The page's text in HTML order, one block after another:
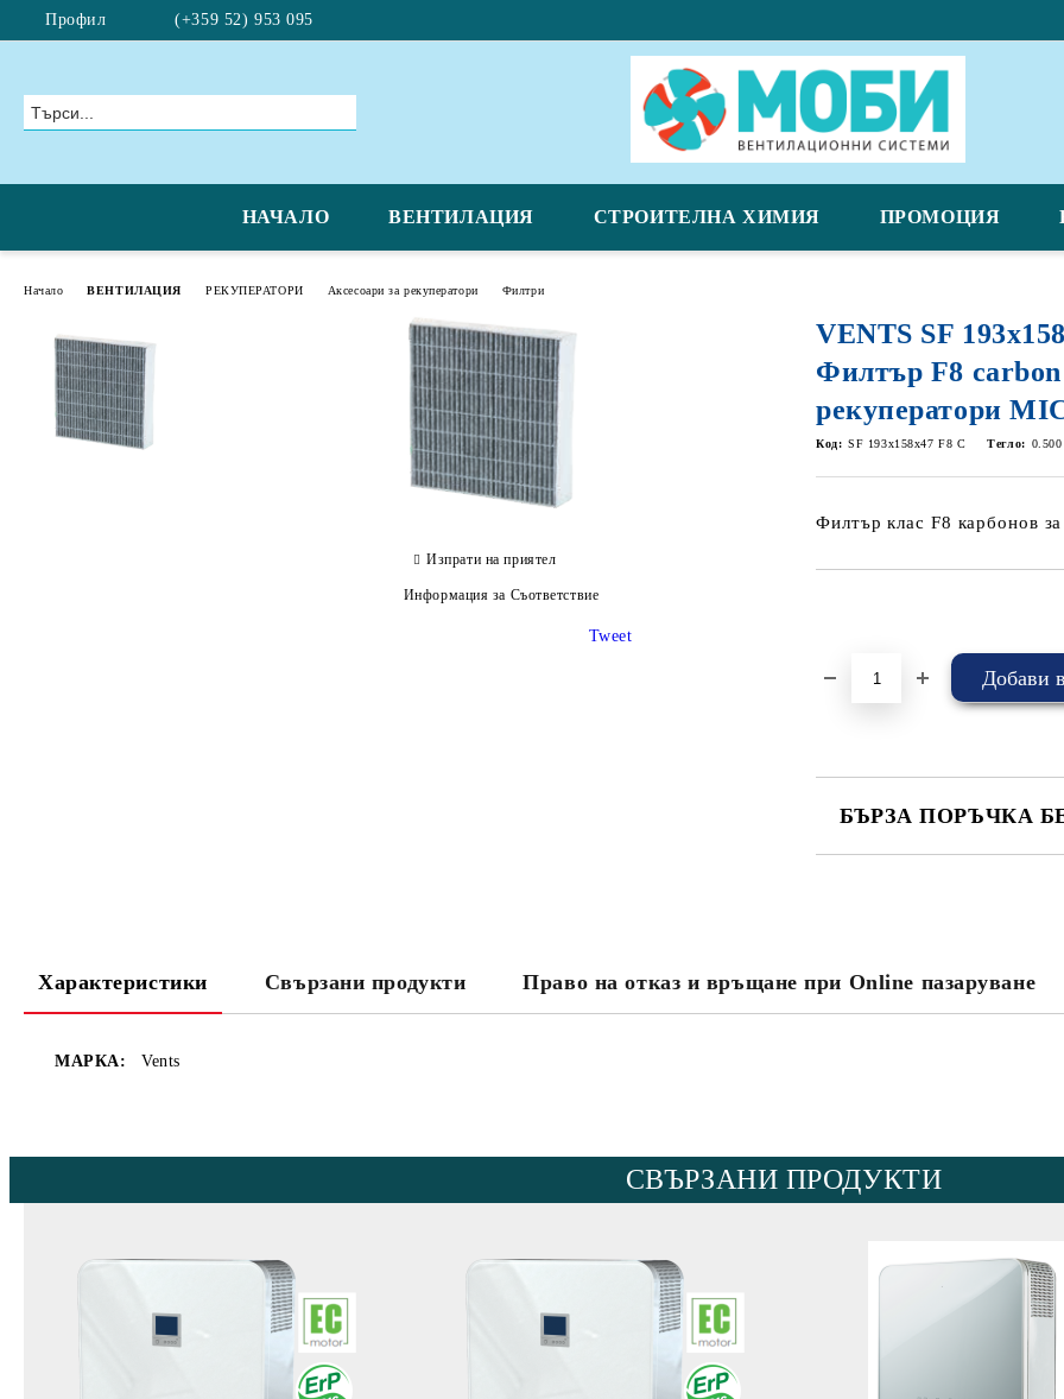
Профил (+359 52) 953 095
НАЧАЛО ВЕНТИЛАЦИЯ СТРОИТЕЛНА ХИМИЯ ПРОМОЦИЯ
Начало ВЕНТИЛАЦИЯ РЕКУПЕРАТОРИ Аксесоари за рекуператори Филтри
VENTS SF
Филтър F8 carbon
рекуператори
Код: SF 193x158x47 F8 C Тегло: 0.500
Филтър клас F8 карбонов
БЪРЗА ПОРЪЧКА
Съгласен съм с
Изпрати на приятел
Информация за Съответствие
Tweet
Характеристики Свързани продукти Право на отказ и връщане при Online пазаруване
МАРКА: Vents
СВЪРЗАНИ ПРОДУКТИ